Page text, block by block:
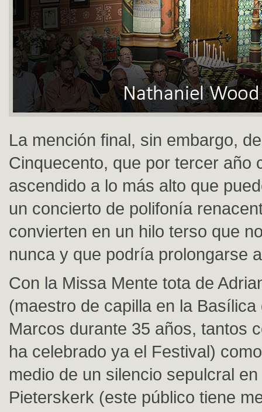
La mención final, sin embargo,
Cinquecento, que por tercer año
ascendido a lo más alto que
un concierto de polifonía
convierten en un hilo terso que
nunca y que podría prolongarse
Con la Missa Mente tota de
(maestro de capilla en la Basílica
Marcos durante 35 años, tantos
ha celebrado ya el Festival)
medio de un silencio sepulcral
Pieterskerk (este público tiene